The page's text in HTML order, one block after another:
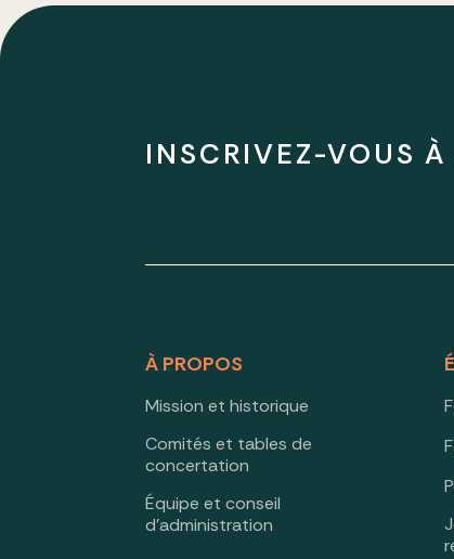
INSCRIVEZ-VOUS
À PROPOS
Mission et historique
Comités et tables de
concertation
Équipe et conseil
d’administration